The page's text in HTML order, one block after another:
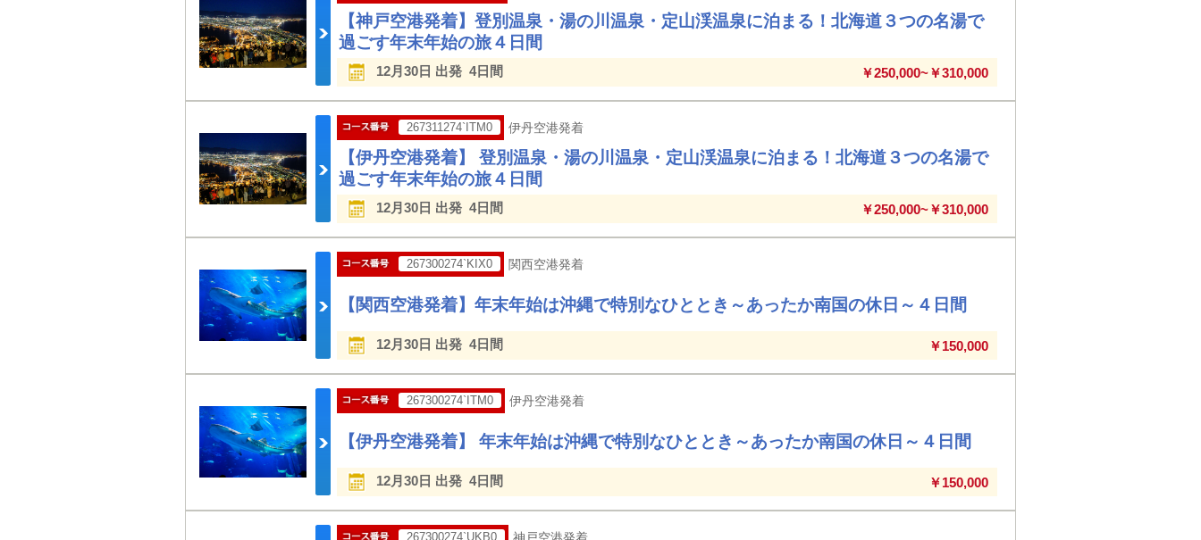
【神戸空港発着】登別温泉・湯の川温泉・定山渓温泉に泊まる！北海道３つの名湯で
過ごす年末年始の旅４日間
12月30日 出発 4日間 ￥250,000~￥310,000
267311274`ITM0 伊丹空港発着
【伊丹空港発着】 登別温泉・湯の川温泉・定山渓温泉に泊まる！北海道３つの名湯で
過ごす年末年始の旅４日間
12月30日 出発 4日間 ￥250,000~￥310,000
267300274`KIX0 関西空港発着
【関西空港発着】年末年始は沖縄で特別なひととき～あったか南国の休日～４日間
12月30日 出発 4日間 ￥150,000
267300274`ITM0 伊丹空港発着
【伊丹空港発着】 年末年始は沖縄で特別なひととき～あったか南国の休日～４日間
12月30日 出発 4日間 ￥150,000
267300274`UKB0